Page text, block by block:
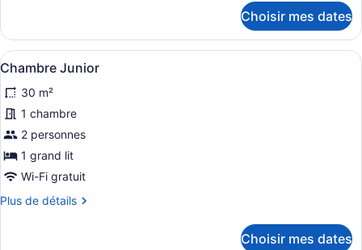
lits
jumeaux
Chambre
Deluxe
avec
jumeaux
Choisir mes dates
Afficher
toutes
les
photos
pour
ce
type
chambre :
Une chambre à coucher avec un
7
Chambre Junior
30 m²
1 chambre
2 personnes
1 grand lit
Wi-Fi gratuit
Plus de détails
Plus
Choisir mes dates